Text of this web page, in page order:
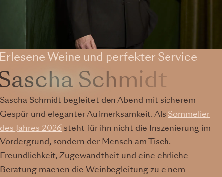
Weine und perfekter Service
Schmidt
Sascha Schmidt begleitet den Abend mit sicherem
Gespür und eleganter Aufmerksamkeit. Als Sommelier
des Jahres 2026 steht für ihn nicht die Inszenierung im
Vordergrund, sondern der Mensch am Tisch.
Freundlichkeit, Zugewandtheit und eine ehrliche
Beratung machen die Weinbegleitung zu einem